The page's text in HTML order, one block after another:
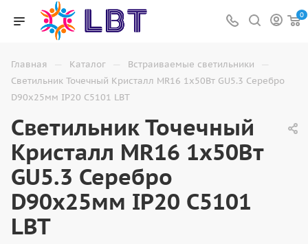
0
Главная — Каталог — Встраиваемые светильники —
Светильник Точечный Кристалл MR16 1х50Вт GU5.3 Серебро
D90х25мм IP20 C5101 LBT
Светильник Точечный
Кристалл MR16 1х50Вт
GU5.3 Серебро
D90х25мм IP20 C5101
LBT